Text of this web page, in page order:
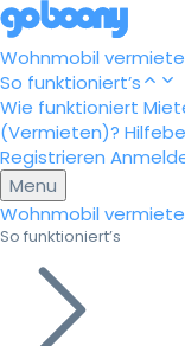
Wohnmobil
So funktioniert’s
Wie funktioniert
(Vermieten)?
Registrieren
Menu
Wohnmobil
So funktioniert’s